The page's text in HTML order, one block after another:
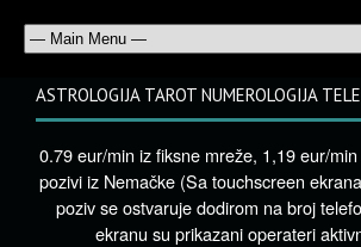
ASTROLOGIJA TAROT NUMEROLOGIJA
0.79 eur/min iz fiksne mreže, 1,19 eur/
pozivi iz Nemačke (Sa touchscreen
poziv se ostvaruje dodirom na broj
ekranu su prikazani operateri